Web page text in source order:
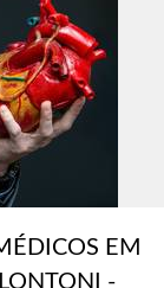
EM
-